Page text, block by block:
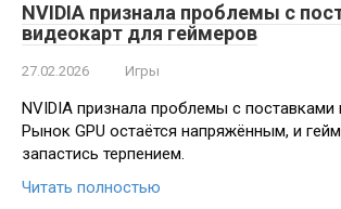
NVIDIA признала проблемы с
видеокарт для геймеров
27.02.2026 Игры
NVIDIA признала проблемы с поставками
Рынок GPU остаётся напряжённым, и
запастись терпением.
Читать полностью